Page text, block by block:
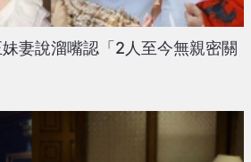
妻說溜嘴認「2人至今無親密關